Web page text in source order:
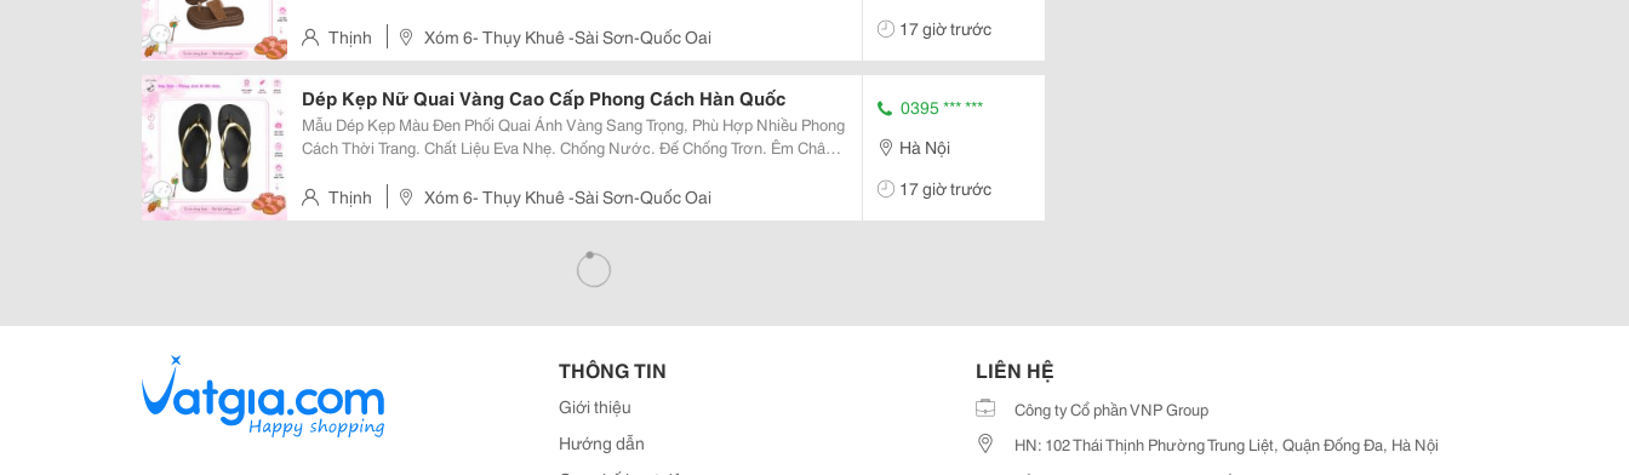
Thịnh Xóm 6- Thụy Khuê -Sài Sơn-Quốc Oai
17 giờ trước
Dép Kẹp Nữ Quai Vàng Cao Cấp Phong Cách Hàn Quốc
Mẫu Dép Kẹp Màu Đen Phối Quai Ánh Vàng Sang Trọng, Phù Hợp Nhiều Phong
Cách Thời Trang. Chất Liệu Eva Nhẹ. Chống Nước. Đế Chống Trơn. Êm Chân,
Thịnh Xóm 6- Thụy Khuê -Sài Sơn-Quốc Oai
0395 *** ***
Hà Nội
17 giờ trước
THÔNG TIN
Giới thiệu
Hướng dẫn
LIÊN HỆ
Công ty Cổ phần VNP Group
HN: 102 Thái Thịnh Phường Trung Liệt, Quận Đống Đa, Hà Nội